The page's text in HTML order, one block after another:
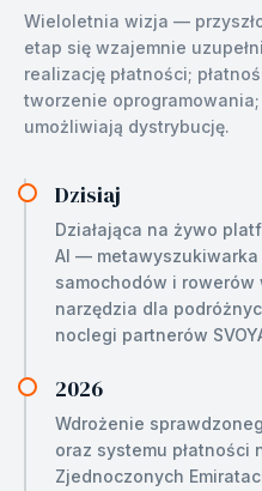
Wieloletnia wizja —
etap się wzajemnie
realizację płatności;
tworzenie
umożliwiają dystrybucję.
Dzisiaj
Działająca na żywo
AI — metawyszukiwarka
samochodów i rowerów
narzędzia dla
noclegi partnerów
2026
Wdrożenie
oraz systemu płatności
Zjednoczonych